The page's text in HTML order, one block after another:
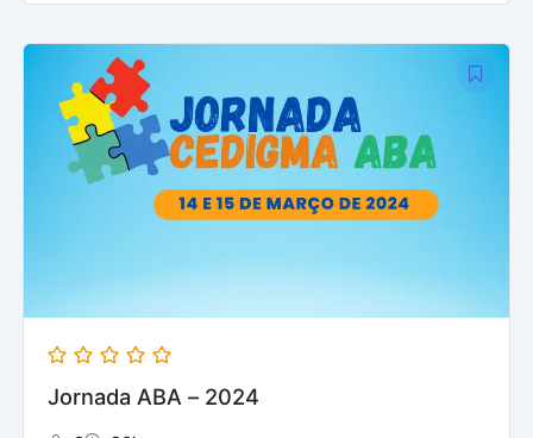
Jornada ABA – 2024